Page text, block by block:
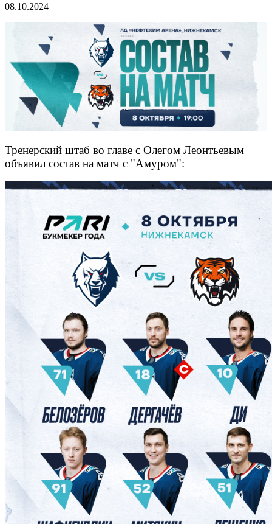
08.10.2024
Тренерский штаб во главе с Олегом Леонтьевым
объявил состав на матч с "Амуром":